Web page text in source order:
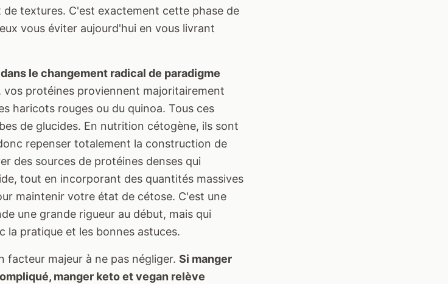
de textures. C'est exactement cette phase de
vous éviter aujourd'hui en vous livrant
le changement radical de paradigme
vos protéines proviennent majoritairement
haricots rouges ou du quinoa. Tous ces
de glucides. En nutrition cétogène, ils sont
repenser totalement la construction de
des sources de protéines denses qui
tout en incorporant des quantités massives
maintenir votre état de cétose. C'est une
une grande rigueur au début, mais qui
la pratique et les bonnes astuces.
facteur majeur à ne pas négliger. Si manger
manger keto et vegan relève